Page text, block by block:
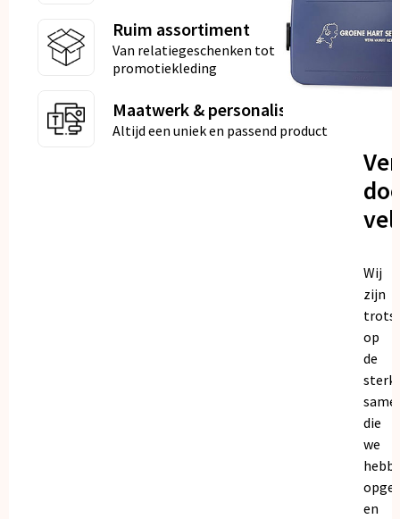
Ruim assortiment
Van relatiegeschenken tot
promotiekleding
Maatwerk & personalisatie
Altijd een uniek en passend product
Wij
zijn
trots
op
de
die
we
en